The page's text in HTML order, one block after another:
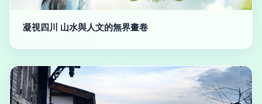
凝視四川 山水與人文的無界畫卷